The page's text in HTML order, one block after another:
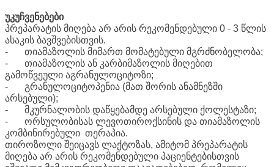
უკუჩვენებები
პრეპარატის მიღება არ არის რეკომენდებული 0 - 3 წლის
ასაკის ბავშვებისთვის.
-
თიამაზოლის მიმართ მომატებული მგრძნობელობა;
-
თიამაზოლის ან კარბიმაზოლის მიღებით
გამოწვეული აგრანულოციტოზი;
-
გრანულოციტოპენია (მათ შორის ანამნეზში
არსებული);
-
მკურნალობის დაწყებამდე არსებული ქოლესტაზი;
-
ორსულობისას ლევოთიროქსინის და თიამაზოლის
კომბინირებული თერაპია.
თიროზოლი შეიცავს ლაქტოზას, ამიტომ პრეპარატის
მიღება არ არის რეკომენდებული პაციენტებისთვის